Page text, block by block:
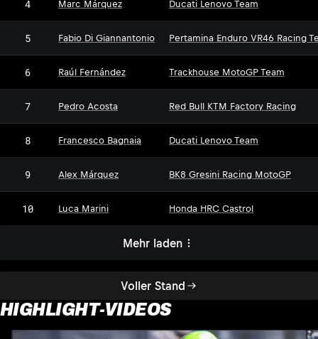
Voller Stand
4 Marc Márquez Ducati Lenovo Team
5 Fabio Di Giannantonio Pertamina Enduro VR46 Racing
6 Raúl Fernández Trackhouse MotoGP Team
7 Pedro Acosta Red Bull KTM Factory Racing
8 Francesco Bagnaia Ducati Lenovo Team
9 Alex Márquez BK8 Gresini Racing MotoGP
10 Luca Marini Honda HRC Castrol
Mehr laden
HIGHLIGHT-VIDEOS